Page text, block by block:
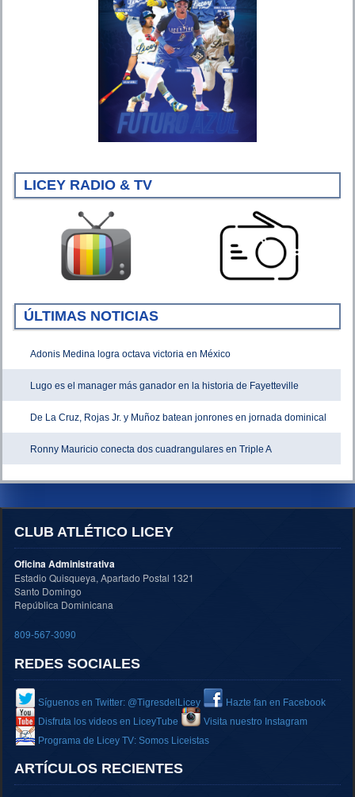
LICEY RADIO & TV
ÚLTIMAS NOTICIAS
Adonis Medina logra octava victoria en México
Lugo es el manager más ganador en la historia de Fayetteville
De La Cruz, Rojas Jr. y Muñoz batean jonrones en jornada dominical
Ronny Mauricio conecta dos cuadrangulares en Triple A
CLUB ATLÉTICO LICEY
Oficina Administrativa
Estadio Quisqueya, Apartado Postal 1321
Santo Domingo
República Dominicana
809-567-3090
REDES SOCIALES
Síguenos en Twitter: @TigresdelLicey
Hazte fan en Facebook
Disfruta los videos en LiceyTube
Visita nuestro Instagram
Programa de Licey TV: Somos Liceistas
ARTÍCULOS RECIENTES